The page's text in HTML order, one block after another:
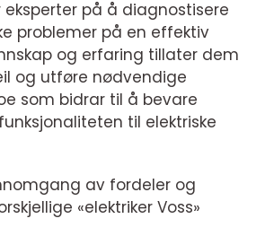
eksperter på å diagnostisere
problemer på en effektiv
og erfaring tillater dem
og utføre nødvendige
som bidrar til å bevare
til elektriske
av fordeler og
«elektriker Voss»